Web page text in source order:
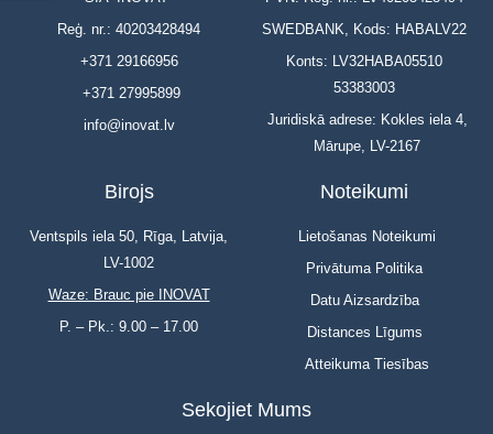
Reģ. nr.: 40203428494
+371 29166956
+371 27995899
info@inovat.lv
SWEDBANK, Kods: HABALV22
Konts: LV32HABA05510
53383003
Juridiskā adrese: Kokles iela 4,
Mārupe, LV-2167
Birojs
Ventspils iela 50, Rīga, Latvija,
LV-1002
Waze: Brauc pie INOVAT
P. – Pk.: 9.00 – 17.00
Noteikumi
Lietošanas Noteikumi
Privātuma Politika
Datu Aizsardzība
Distances Līgums
Atteikuma Tiesības
Sekojiet Mums